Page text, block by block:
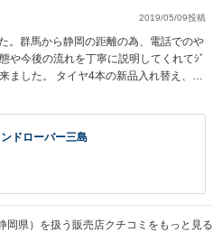
2019/05/09投稿
。群馬から静岡の距離の為、電話でのや
や今後の流れを丁寧に説明してくれてｼﾞ
ました。 タイヤ4本の新品入れ替え、内
た。 実際 納車されとても良い状態で満
ドローバー三島
岡県）を扱う販売店クチコミをもっと見る